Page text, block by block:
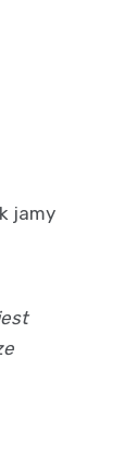
jamy